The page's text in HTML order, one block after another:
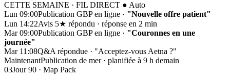
CETTE SEMAINE · FIL DIRECT ● Auto
Lun 09:00Publication GBP en ligne · "Nouvelle offre patient"
Lun 14:22Avis 5★ répondu · réponse en 2 min
Mar 09:00Publication GBP en ligne · "Couronnes en une
journée"
Mar 11:08Q&A répondue · "Acceptez-vous Aetna ?"
MaintenantPublication de mer · planifiée à 9 h demain
03Jour 90 · Map Pack